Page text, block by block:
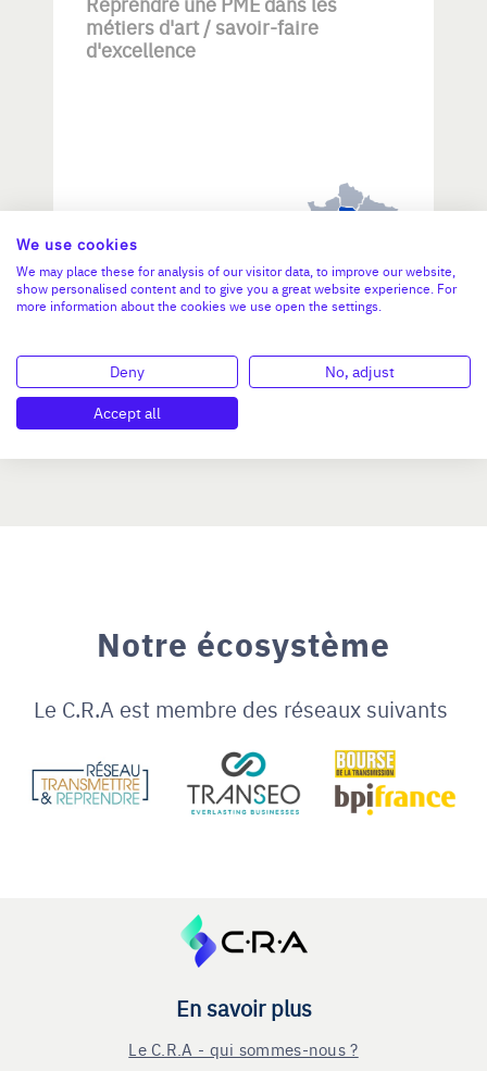
métiers d'art / savoir-faire
d'excellence
>2 M€ et <= 5 M€
N°47264
Notre écosystème
Le C.R.A est membre des réseaux suivants
En savoir plus
Le C.R.A - qui sommes-nous ?
We use cookies
We may place these for analysis of our visitor data, to improve our website,
show personalised content and to give you a great website experience. For
more information about the cookies we use open the settings.
Deny
No, adjust
Accept all